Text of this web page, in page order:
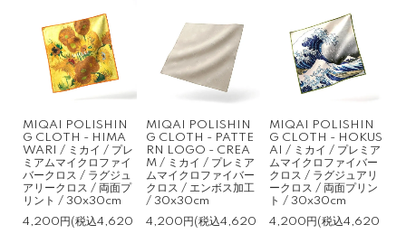
MIQAI POLISHIN
G CLOTH - HIMA
WARI / ミカイ / プレ
ミアムマイクロファイ
バークロス / ラグジュ
アリークロス / 両面プ
リント / 30x30cm
4,200円(税込4,620
MIQAI POLISHIN
G CLOTH - PATTE
RN LOGO - CREA
M / ミカイ / プレミア
ムマイクロファイバー
クロス / エンボス加工
/ 30x30cm
4,200円(税込4,620
MIQAI POLISHIN
G CLOTH - HOKUS
AI / ミカイ / プレミア
ムマイクロファイバー
クロス / ラグジュアリ
ークロス / 両面プリン
ト / 30x30cm
4,200円(税込4,620